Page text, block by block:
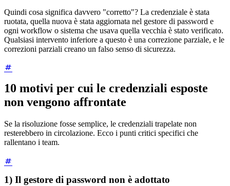
Quindi cosa significa davvero "corretto"? La credenziale è stata
ruotata, quella nuova è stata aggiornata nel gestore di password e
ogni workflow o sistema che usava quella vecchia è stato verificato.
Qualsiasi intervento inferiore a questo è una correzione parziale, e le
correzioni parziali creano un falso senso di sicurezza.
10 motivi per cui le credenziali esposte
non vengono affrontate
Se la risoluzione fosse semplice, le credenziali trapelate non
resterebbero in circolazione. Ecco i punti critici specifici che
rallentano i team.
1) Il gestore di password non è adottato